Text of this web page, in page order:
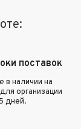
поставок
в наличии на
организации
дней.